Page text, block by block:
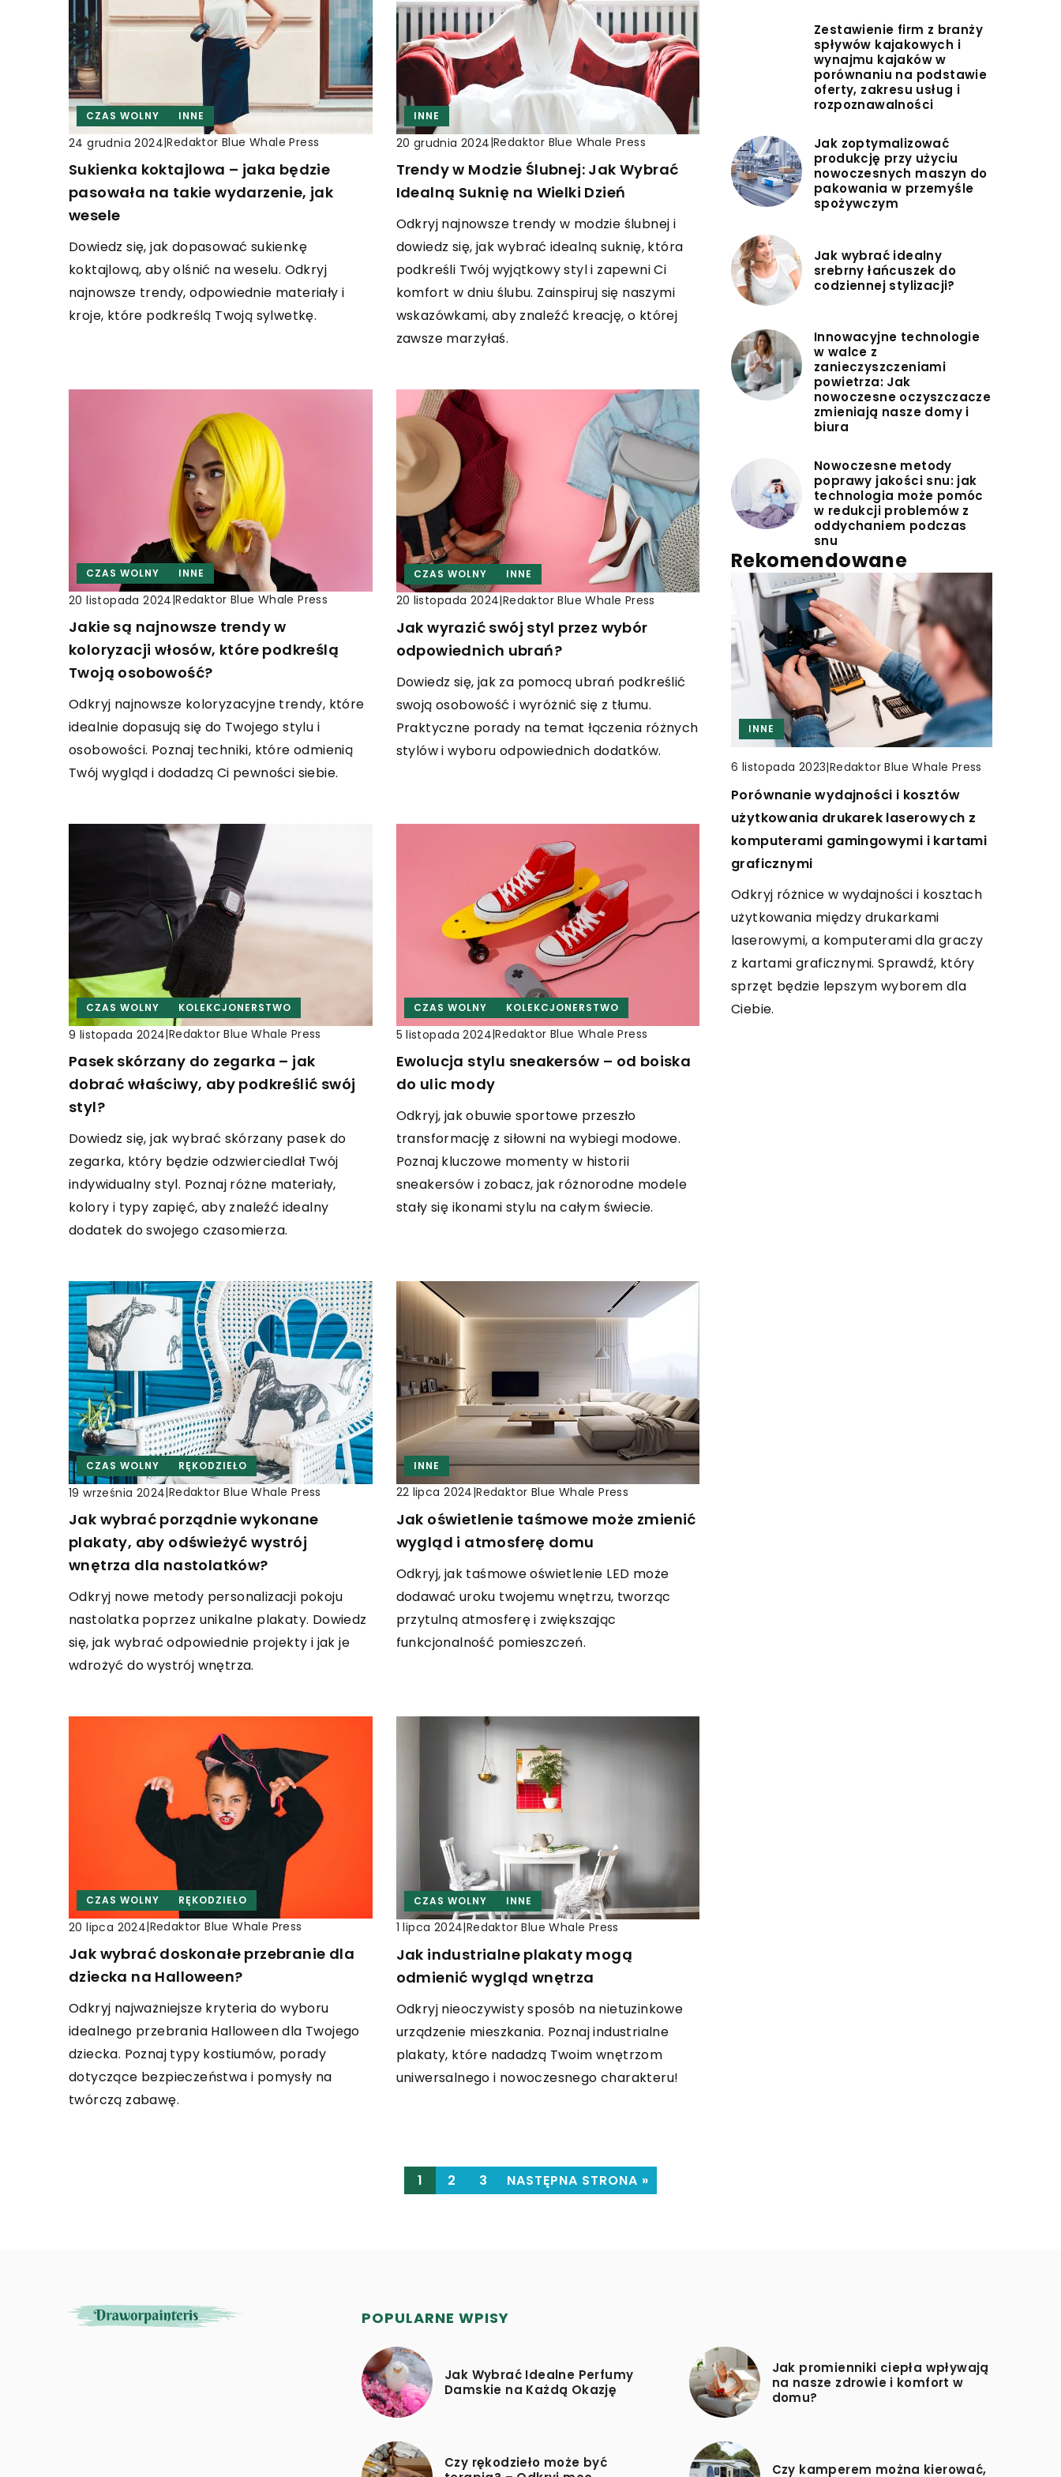
CZAS WOLNY INNE
24 grudnia 2024|Redaktor Blue Whale Press
Sukienka koktajlowa – jaka będzie
pasowała na takie wydarzenie, jak
wesele
Dowiedz się, jak dopasować sukienkę
koktajlową, aby olśnić na weselu. Odkryj
najnowsze trendy, odpowiednie materiały i
kroje, które podkreślą Twoją sylwetkę.
INNE
20 grudnia 2024|Redaktor Blue Whale Press
Trendy w Modzie Ślubnej: Jak Wybrać
Idealną Suknię na Wielki Dzień
Odkryj najnowsze trendy w modzie ślubnej i
dowiedz się, jak wybrać idealną suknię, która
podkreśli Twój wyjątkowy styl i zapewni Ci
komfort w dniu ślubu. Zainspiruj się naszymi
wskazówkami, aby znaleźć kreację, o której
zawsze marzyłaś.
CZAS WOLNY INNE
20 listopada 2024|Redaktor Blue Whale Press
Jakie są najnowsze trendy w
koloryzacji włosów, które podkreślą
Twoją osobowość?
Odkryj najnowsze koloryzacyjne trendy, które
idealnie dopasują się do Twojego stylu i
osobowości. Poznaj techniki, które odmienią
Twój wygląd i dodadzą Ci pewności siebie.
CZAS WOLNY INNE
20 listopada 2024|Redaktor Blue Whale Press
Jak wyrazić swój styl przez wybór
odpowiednich ubrań?
Dowiedz się, jak za pomocą ubrań podkreślić
swoją osobowość i wyróżnić się z tłumu.
Praktyczne porady na temat łączenia różnych
stylów i wyboru odpowiednich dodatków.
CZAS WOLNY KOLEKCJONERSTWO
9 listopada 2024|Redaktor Blue Whale Press
Pasek skórzany do zegarka – jak
dobrać właściwy, aby podkreślić swój
styl?
Dowiedz się, jak wybrać skórzany pasek do
zegarka, który będzie odzwierciedlał Twój
indywidualny styl. Poznaj różne materiały,
kolory i typy zapięć, aby znaleźć idealny
dodatek do swojego czasomierza.
CZAS WOLNY KOLEKCJONERSTWO
5 listopada 2024|Redaktor Blue Whale Press
Ewolucja stylu sneakersów – od boiska
do ulic mody
Odkryj, jak obuwie sportowe przeszło
transformację z siłowni na wybiegi modowe.
Poznaj kluczowe momenty w historii
sneakersów i zobacz, jak różnorodne modele
stały się ikonami stylu na całym świecie.
CZAS WOLNY RĘKODZIEŁO
19 września 2024|Redaktor Blue Whale Press
Jak wybrać porządnie wykonane
plakaty, aby odświeżyć wystrój
wnętrza dla nastolatków?
Odkryj nowe metody personalizacji pokoju
nastolatka poprzez unikalne plakaty. Dowiedz
się, jak wybrać odpowiednie projekty i jak je
wdrożyć do wystrój wnętrza.
INNE
22 lipca 2024|Redaktor Blue Whale Press
Jak oświetlenie taśmowe może zmienić
wygląd i atmosferę domu
Odkryj, jak taśmowe oświetlenie LED może
dodawać uroku twojemu wnętrzu, tworząc
przytulną atmosferę i zwiększając
funkcjonalność pomieszczeń.
CZAS WOLNY RĘKODZIEŁO
20 lipca 2024|Redaktor Blue Whale Press
Jak wybrać doskonałe przebranie dla
dziecka na Halloween?
Odkryj najważniejsze kryteria do wyboru
idealnego przebrania Halloween dla Twojego
dziecka. Poznaj typy kostiumów, porady
dotyczące bezpieczeństwa i pomysły na
twórczą zabawę.
CZAS WOLNY INNE
1 lipca 2024|Redaktor Blue Whale Press
Jak industrialne plakaty mogą
odmienić wygląd wnętrza
Odkryj nieoczywisty sposób na nietuzinkowe
urządzenie mieszkania. Poznaj industrialne
plakaty, które nadadzą Twoim wnętrzom
uniwersalnego i nowoczesnego charakteru!
Zestawienie firm z branży
spływów kajakowych i
wynajmu kajaków w
porównaniu na podstawie
oferty, zakresu usług i
rozpoznawalności
Jak zoptymalizować
produkcję przy użyciu
nowoczesnych maszyn do
pakowania w przemyśle
spożywczym
Jak wybrać idealny
srebrny łańcuszek do
codziennej stylizacji?
Innowacyjne technologie
w walce z
zanieczyszczeniami
powietrza: Jak
nowoczesne oczyszczacze
zmieniają nasze domy i
biura
Nowoczesne metody
poprawy jakości snu: jak
technologia może pomóc
w redukcji problemów z
oddychaniem podczas
snu
Rekomendowane
INNE
4 września 2023|Redaktor Blue Whale Press
Jak żele dezynfekujące wpływają na
zdrowie naszej skóry?
Dowiedz się jak żele dezynfekujące
wpływają na stan skóry. Czy są
szkodliwe? Czy mogą powodować
alergie? Poznaj zdrowotne aspekty
codziennego korzystania z tych
popularnych produktów.
INNE
6 listopada 2023|Redaktor Blue Whale Press
Porównanie wydajności i kosztów
użytkowania drukarek laserowych z
komputerami gamingowymi i kartami
graficznymi
Odkryj różnice w wydajności i kosztach
użytkowania między drukarkami
laserowymi, a komputerami dla graczy
z kartami graficznymi. Sprawdź, który
sprzęt będzie lepszym wyborem dla
Ciebie.
TURYSTYKA
16 października 2024
krajobrazów podczas podróży
Odkryj fascynujący świat malowania
akwarelami podczas podróży. Zdobądź
krajobrazy i zabrać kawałek świata ze
sobą na papierze.
1 2 3 NASTĘPNA STRONA »
POPULARNE WPISY
Jak Wybrać Idealne Perfumy
Damskie na Każdą Okazję
Jak promienniki ciepła wpływają
na nasze zdrowie i komfort w
domu?
Czy rękodzieło może być
Czy kamperem można kierować,